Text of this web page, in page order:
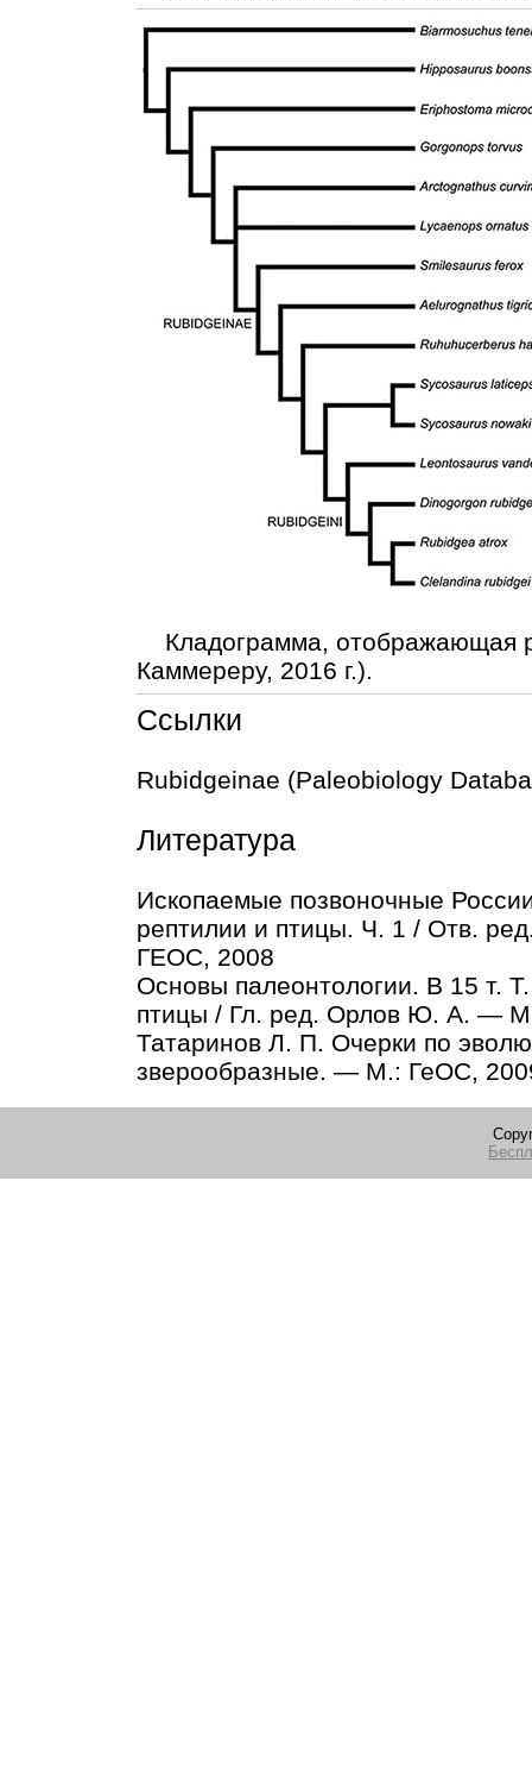
Кладограмма, отображающая
Каммереру, 2016 г.).
Ссылки
Rubidgeinae (Paleobiology
Литература
Ископаемые позвоночные
рептилии и птицы. Ч. 1 / Отв.
ГЕОС, 2008
Основы палеонтологии. В 15 т.
птицы / Гл. ред. Орлов Ю. А. —
Татаринов Л. П. Очерки по
зверообразные. — М.: ГеОС,